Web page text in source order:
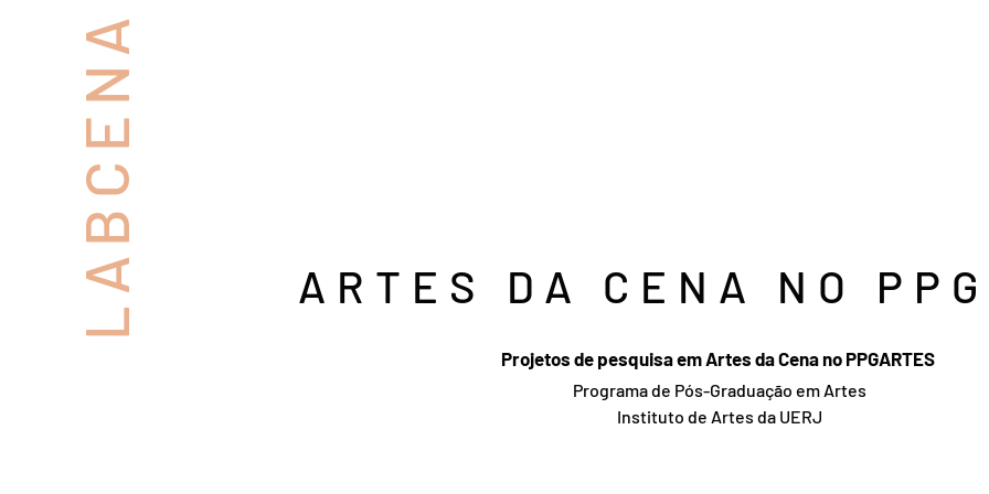
LABCENA ARTES DA CENA NO
​​​Projetos de pesquisa em Artes da Cena no PPGARTES
Programa de Pós-Graduação em Artes
Instituto de Artes da UERJ